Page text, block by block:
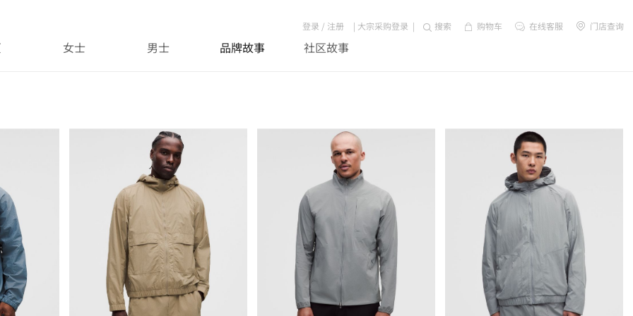
登录 / 注册 | 大宗采购登录 | 搜索 购物车 在线客服 门店查询
女士 男士 品牌故事 社区故事